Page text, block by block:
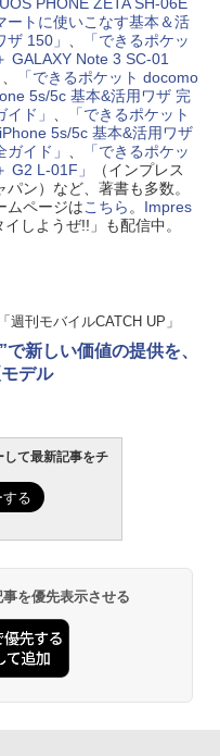
PHONE ZETA SH-06E
ートに使いこなす基本＆活
ザ 150」 、
「できるポケッ
GALAXY Note 3 SC-01
、
「できるポケット docomo
5s/5c 基本&活用ワザ 完
イド」 、
「できるポケット
5s/5c 基本&活用ワザ
ガイド」 、
「できるポケッ
G2 L-01F」
（インプレス
パン）など、著書も多数。
ムページはこちら。 Impres
しようぜ!!」も配信中。
週刊モバイルCATCH UP」
新しい価値の提供を、
デル
て最新記事をチ
を優先表示させる